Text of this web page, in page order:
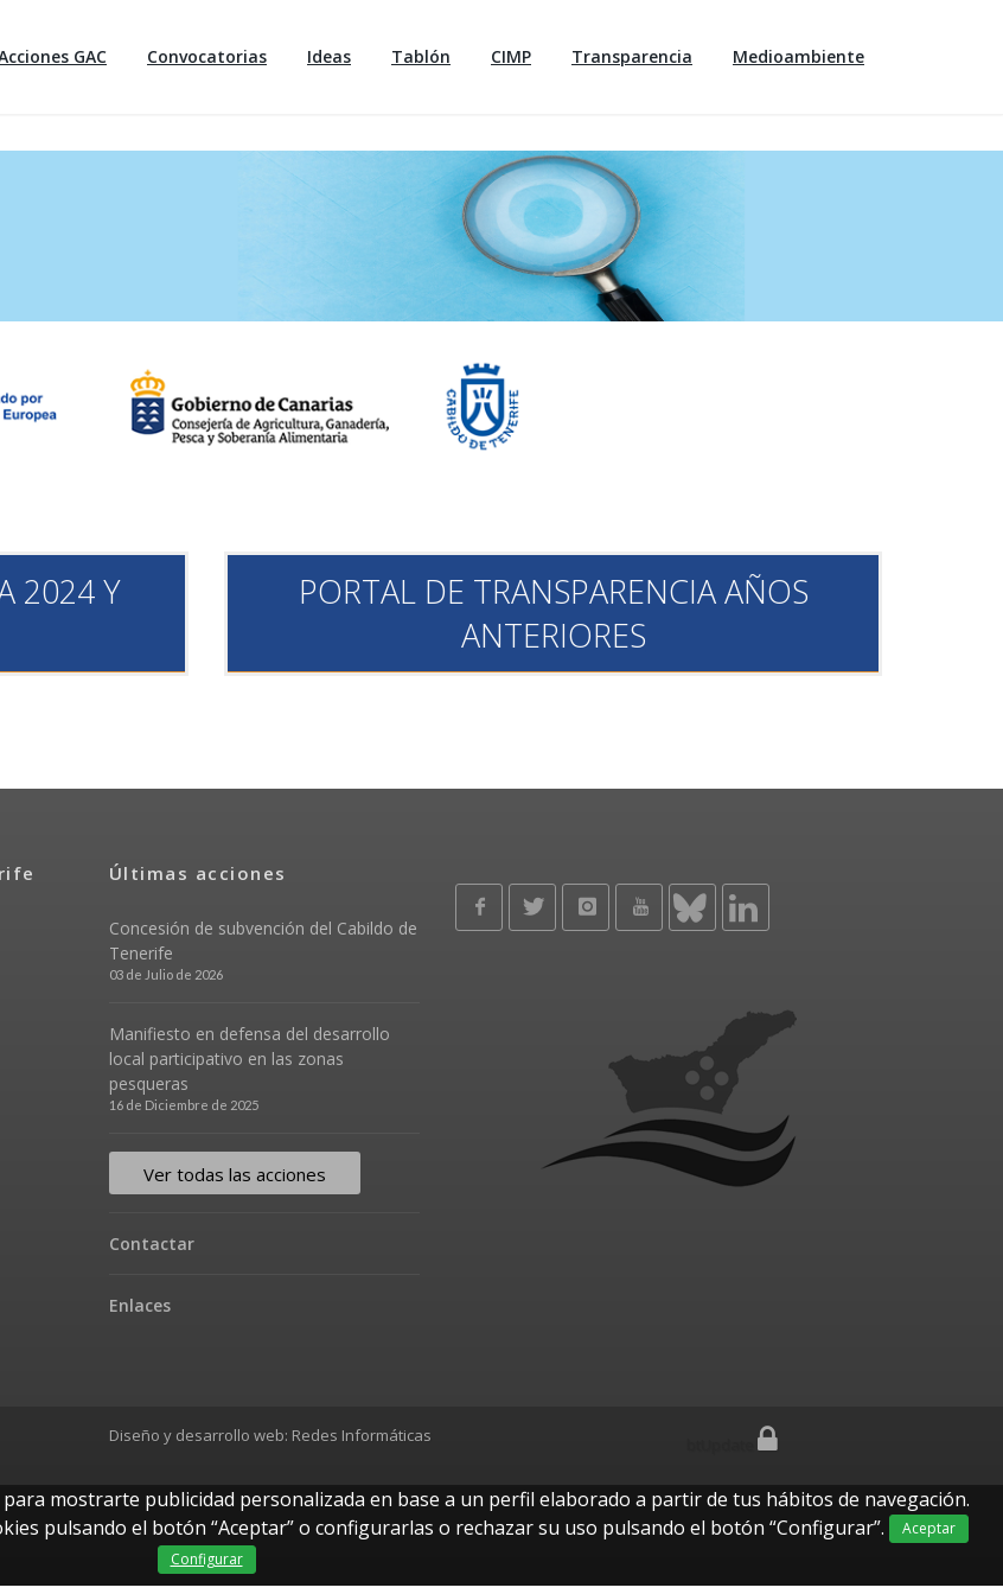
GAC Convocatorias Ideas Tablón CIMP Transparencia Medioambiente
2024 Y
PORTAL DE TRANSPARENCIA AÑOS
ANTERIORES
Últimas acciones
Concesión de subvención del Cabildo de
Tenerife
03 de Julio de 2026
Manifiesto en defensa del desarrollo
local participativo en las zonas
pesqueras
16 de Diciembre de 2025
Ver todas las acciones
Contactar
Enlaces
Diseño y desarrollo web: Redes Informáticas
mostrarte publicidad personalizada en base a un perfil elaborado a partir de tus hábitos de navegación.
pulsando el botón “Aceptar” o configurarlas o rechazar su uso pulsando el botón “Configurar”.
Aceptar
Configurar